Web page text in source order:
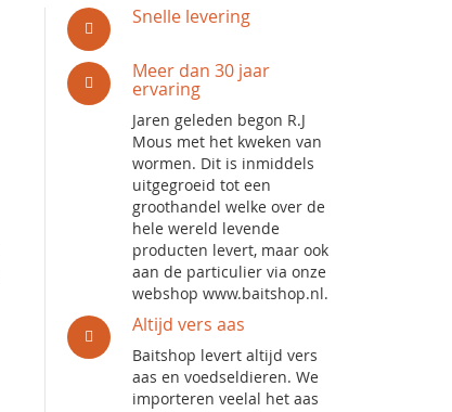
Snelle levering
Meer dan 30 jaar
ervaring
Jaren geleden begon R.J
Mous met het kweken van
wormen. Dit is inmiddels
uitgegroeid tot een
groothandel welke over de
hele wereld levende
producten levert, maar ook
aan de particulier via onze
webshop www.baitshop.nl.
Altijd vers aas
Baitshop levert altijd vers
aas en voedseldieren. We
importeren veelal het aas